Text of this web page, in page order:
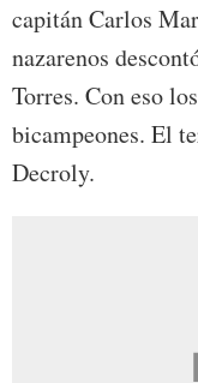
capitán Carlos
nazarenos
Torres. Con eso
bicampeones. El
Decroly.